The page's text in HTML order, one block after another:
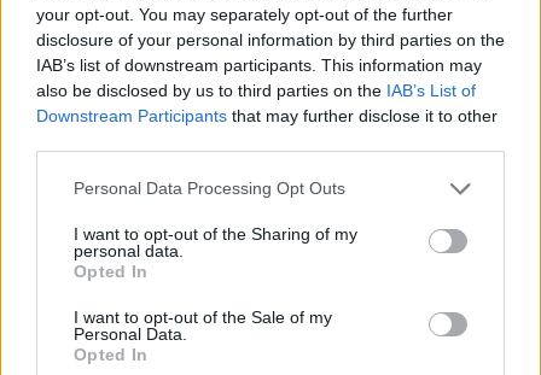
your opt-out. You may separately opt-out of the further
disclosure of your personal information by third parties on the
IAB’s list of downstream participants. This information may
also be disclosed by us to third parties on the IAB’s List of
Downstream Participants that may further disclose it to other
Please note that this website/app uses one or more Google
not limited to your visit or usage behaviour. You may click to
grant or deny consent to Google and its third-party tags to
use your data for below specified purposes in below Google
consent section.
Personal Data Processing Opt Outs
I want to opt-out of the Sharing of my
personal data.
Opted In
I want to opt-out of the Sale of my
Personal Data.
Opted In
Σαλαμίνα: Δεν την απείλησα πως έχω μαχαίρι για
να τη βιάσω, λέει ο 35χρονος
βιντεοσκόπηση.
31.08.2024 23:45
Συντακτική